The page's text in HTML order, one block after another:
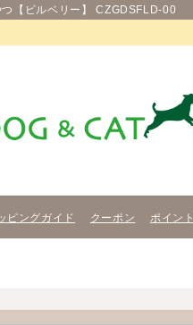
【ビルベリー】 CZGDSFLD-00
ピングガイド クーポン ポイント